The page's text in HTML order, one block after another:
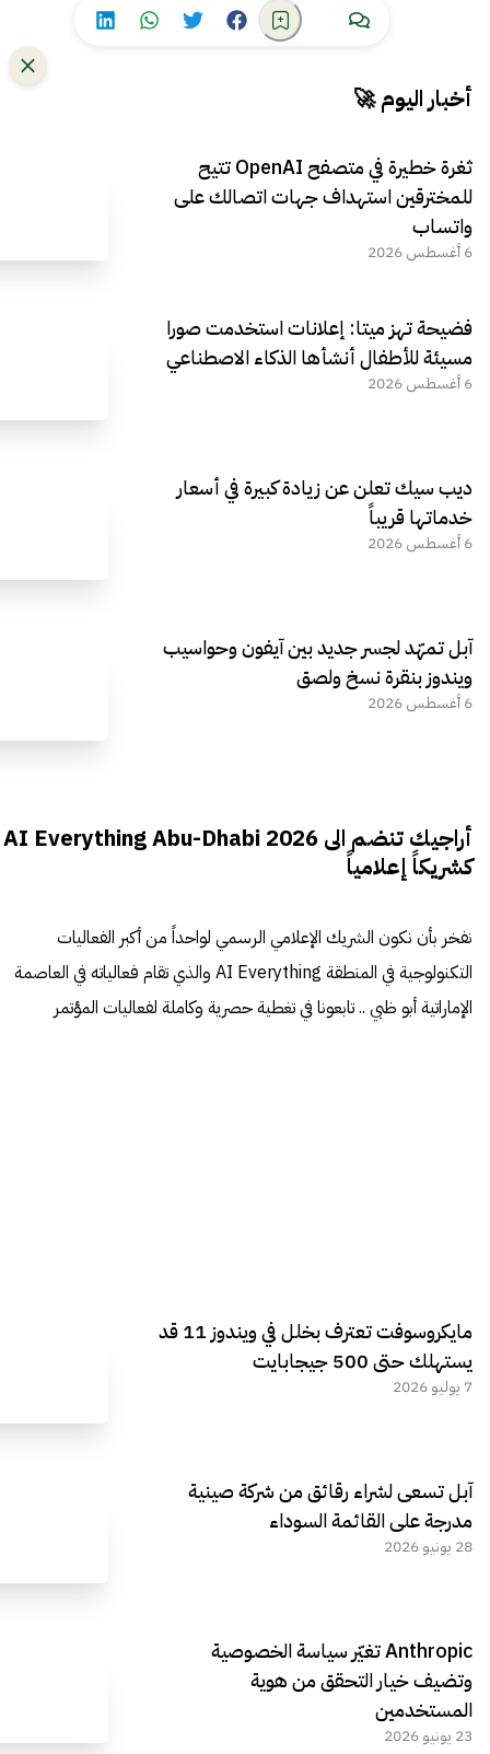
أخبار اليوم 🚀
ثغرة خطيرة في متصفح OpenAI تتيح
للمخترقين استهداف جهات اتصالك على
واتساب
6 أغسطس 2026
فضيحة تهز ميتا: إعلانات استخدمت صورا
مسيئة للأطفال أنشأها الذكاء الاصطناعي
6 أغسطس 2026
ديب سيك تعلن عن زيادة كبيرة في أسعار
خدماتها قريباً
6 أغسطس 2026
آبل تمهّد لجسر جديد بين آيفون وحواسيب
ويندوز بنقرة نسخ ولصق
6 أغسطس 2026
أراجيك تنضم الى AI Everything Abu-Dhabi 2026
كشريكاً إعلامياً
نفخر بأن نكون الشريك الإعلامي الرسمي لواحداً من أكبر الفعاليات
التكنولوجية في المنطقة AI Everything والذي تقام فعالياته في العاصمة
الإماراتية أبو ظبي .. تابعونا في تغطية حصرية وكاملة لفعاليات المؤتمر
مايكروسوفت تعترف بخلل في ويندوز 11 قد
يستهلك حتى 500 جيجابايت
7 يوليو 2026
آبل تسعى لشراء رقائق من شركة صينية
مدرجة على القائمة السوداء
28 يونيو 2026
Anthropic تغيّر سياسة الخصوصية
وتضيف خيار التحقق من هوية
المستخدمين
23 يونيو 2026